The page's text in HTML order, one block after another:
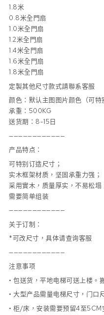
1.8米
0.8米全門扇
1.0米全門扇
1.2米全門扇
1.4米全門扇
1.6米全門扇
1.8米全門扇
定製其他尺寸款式請聯系客服
颜色：默认主图图片颜色（可特
承重：500KG
送货期：8-15日
————————————
产品特点：
可特别订造尺寸；
实木框架材质，坚固承重力强；
采用實木，质量厚实，不易松塌
需要简单组装
————————————
关于订制：
*可改尺寸，具体请查询客服
————————————
注意事项
• 包送货，平地电梯可送上楼。
• 大型产品需量电梯尺寸，门口
• 柜/床，安装需要预留4至